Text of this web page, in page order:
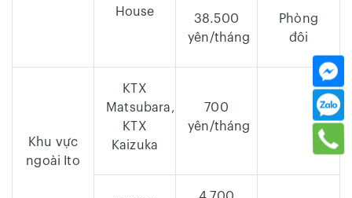
House
38.500
yên/tháng
Phòng
đôi
Khu vực
ngoài Ito
KTX
Matsubara,
KTX
Kaizuka
700
yên/tháng